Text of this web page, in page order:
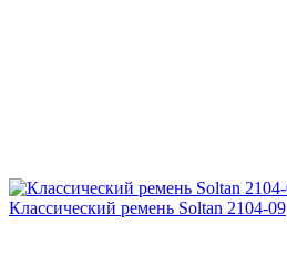
Классический ремень Soltan 2104-09